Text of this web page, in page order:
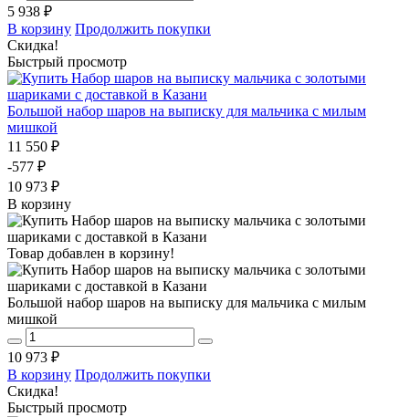
5 938 ₽
В корзину Продолжить покупки
Скидка!
Быстрый просмотр
Большой набор шаров на выписку для мальчика с милым
мишкой
11 550 ₽
-577 ₽
10 973 ₽
В корзину
Товар добавлен в корзину!
Большой набор шаров на выписку для мальчика с милым
мишкой
10 973 ₽
В корзину Продолжить покупки
Скидка!
Быстрый просмотр